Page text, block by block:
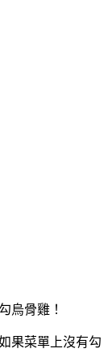
烏骨雞！
果菜單上沒有勾